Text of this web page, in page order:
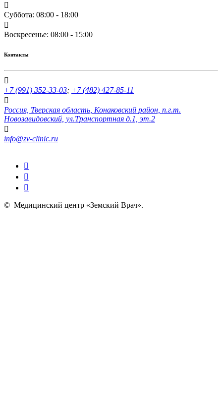
Суббота: 08:00 - 18:00
Воскресенье: 08:00 - 15:00
Контакты
+7 (991) 352-33-03; +7 (482) 427-85-11
Россия, Тверская область, Конаковский район, п.г.т.
Новозавидовский, ул.Транспортная д.1, эт.2
info@zv-clinic.ru
© Медицинский центр «Земский Врач».